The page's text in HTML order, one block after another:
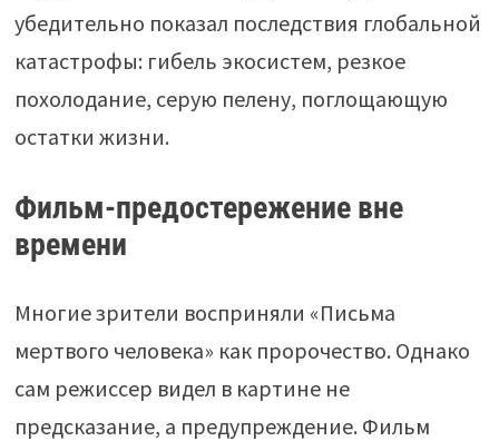
убедительно показал последствия глобальной
катастрофы: гибель экосистем, резкое
похолодание, серую пелену, поглощающую
остатки жизни.
Фильм-предостережение вне
времени
Многие зрители восприняли «Письма
мертвого человека» как пророчество. Однако
сам режиссер видел в картине не
предсказание, а предупреждение. Фильм